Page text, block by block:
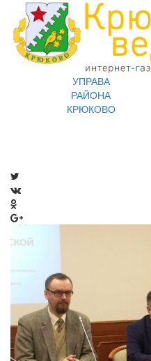
УПРАВА
РАЙОНА
КРЮКОВО